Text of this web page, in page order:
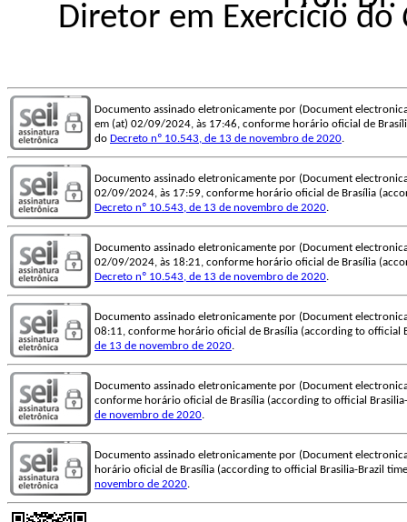
Diretor em Exercício do
Documento assinado eletronicamente por (Document
em (at) 02/09/2024, às 17:46, conforme horário oficial de
do Decreto nº 10.543, de 13 de novembro de 2020.
Documento assinado eletronicamente por (Document
02/09/2024, às 17:59, conforme horário oficial de Brasília
Decreto nº 10.543, de 13 de novembro de 2020.
Documento assinado eletronicamente por (Document
02/09/2024, às 18:21, conforme horário oficial de Brasília
Decreto nº 10.543, de 13 de novembro de 2020.
Documento assinado eletronicamente por (Document
08:11, conforme horário oficial de Brasília (according to official
de 13 de novembro de 2020.
Documento assinado eletronicamente por (Document
conforme horário oficial de Brasília (according to official
de novembro de 2020.
Documento assinado eletronicamente por (Document
horário oficial de Brasília (according to official Brasilia-Brazil
novembro de 2020.